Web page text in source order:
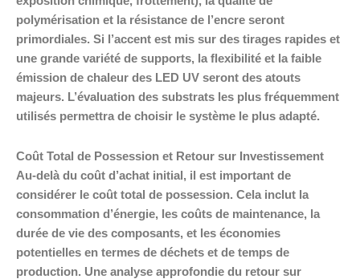
polymérisation et la résistance de l’encre seront
primordiales. Si l’accent est mis sur des tirages rapides et
une grande variété de supports, la flexibilité et la faible
émission de chaleur des LED UV seront des atouts
majeurs. L’évaluation des substrats les plus fréquemment
utilisés permettra de choisir le système le plus adapté.
Coût Total de Possession et Retour sur Investissement
Au-delà du coût d’achat initial, il est important de
considérer le coût total de possession. Cela inclut la
consommation d’énergie, les coûts de maintenance, la
durée de vie des composants, et les économies
potentielles en termes de déchets et de temps de
production. Une analyse approfondie du retour sur